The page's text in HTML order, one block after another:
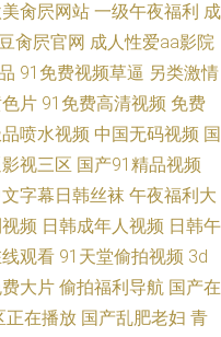
肏屄网站 一级午夜福利 成
肏屄官网 成人性爱aa影院
91免费视频草逼 另类激情
片 91免费高清视频 免费
喷水视频 中国无码视频 国
视三区 国产91精品视频
字幕日韩丝袜 午夜福利大
频 日韩成年人视频 日韩午
观看 91天堂偷拍视频 3d
大片 偷拍福利导航 国产在
正在播放 国产乱肥老妇 青